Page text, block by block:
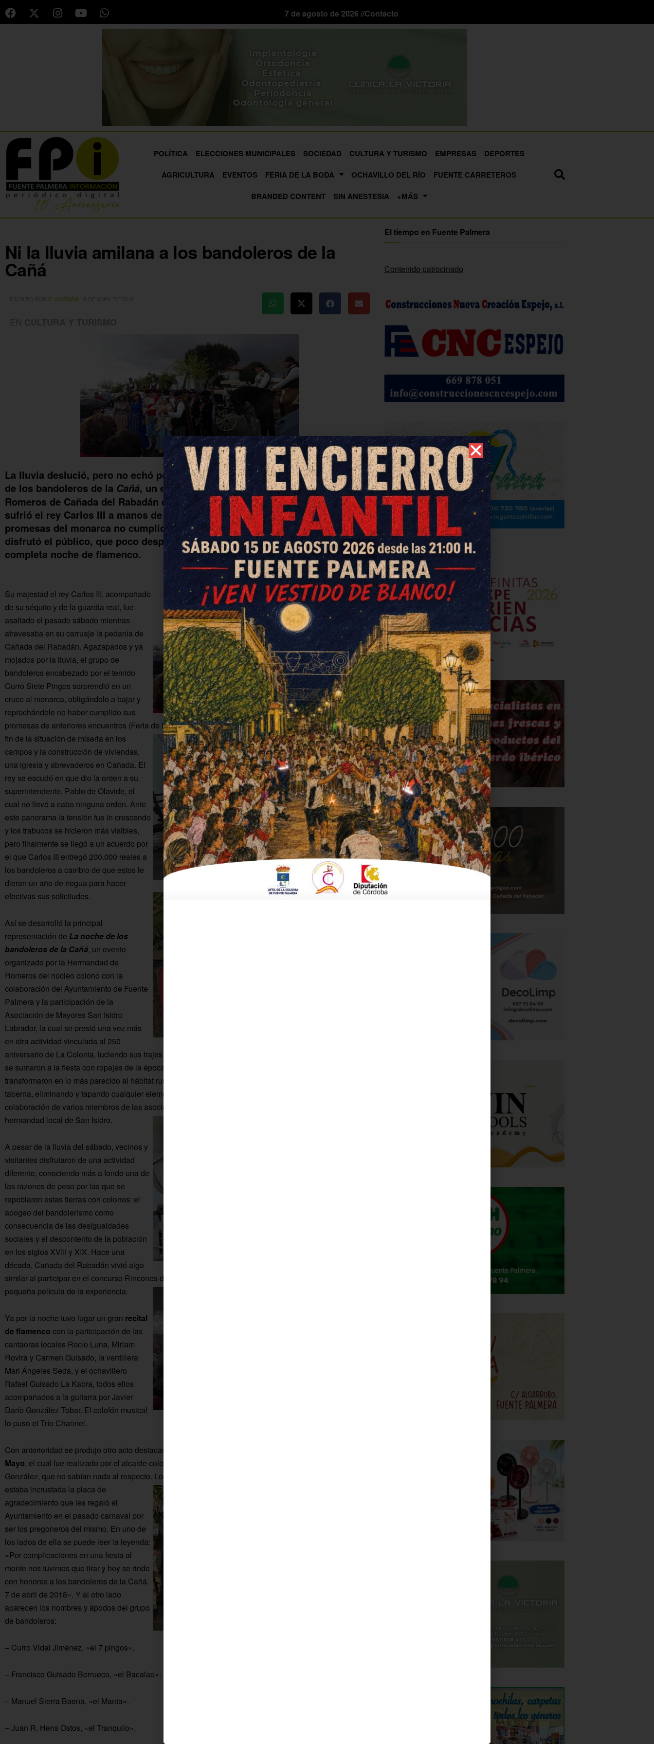
7 de agosto de 2026 //Contacto
POLÍTICA ELECCIONES MUNICIPALES SOCIEDAD CULTURA Y TURISMO EMPRESAS
DEPORTES
AGRICULTURA
EVENTOS FERIA DE LA BODA OCHAVILLO DEL RÍO
FUENTE CARRETEROS
BRANDED CONTENT
SIN ANESTESIA +MÁS
Ni la lluvia amilana a los bandoleros de la
Cañá
E. GUZMÁN
La lluvia deslució, pero no echó por tierra, la jornada de sábado de La noche
de los bandoleros de la Cañá, un evento organizado por la Hermandad de
Romeros de Cañada del Rabadán que tuvo como punto álgido el asalto que
sufrió el rey Carlos III a manos de los bandidos, que le recordaron recientes
promesas del monarca no cumplidas. Sin duda, una gran recreación con la que
disfrutó el público, que poco después llenó la taberna para asistir a una
completa noche de flamenco.
Su majestad el rey Carlos III, acompañado
de su séquito y de la guardia real, fue
asaltado el pasado sábado mientras
atravesaba en su carruaje la pedanía de
Cañada del Rabadán. Agazapados y ya
mojados por la lluvia, el grupo de
bandoleros encabezado por el temido
Curro Siete Pingos sorprendió en un
cruce al monarca, obligándolo a bajar y
reprochándole no haber cumplido sus
promesas de anteriores encuentros (Feria de los Municipios y Carnaval).Los bandidos le demandaban el
fin de la situación de miseria en los
campos y la construcción de viviendas,
una iglesia y abrevaderos en Cañada. El
rey se escudó en que dio la orden a su
superintendente, Pablo de Olavide, el
cual no llevó a cabo ninguna orden. Ante
este panorama la tensión fue in crescendo
y los trabucos se hicieron más visibles,
pero finalmente se llegó a un acuerdo por
el que Carlos III entregó 200.000 reales a
los bandoleros a cambio de que estos le
dieran un año de tregua para hacer
efectivas sus solicitudes.
Así se desarrolló la principal
representación de La noche de los
bandoleros de la Cañá, un evento
organizado por la Hermandad de
Romeros del núcleo colono con la
colaboración del Ayuntamiento de Fuente
Palmera y la participación de la
Asociación de Mayores San Isidro
Labrador, la cual se prestó una vez más
en otra actividad vinculada al 250
aniversario de La Colonia, luciendo sus trajes de colonos. Asimismo, algunas vecinas de Cañada también
se sumaron a la fiesta con ropajes de la época de bastante categoría. La Plaza 1º de Mayo y su entorno se
transformaron en lo más parecido al hábitat rural de la época, con chozos, corrales, animales y la típica
taberna, eliminando y tapando cualquier elemento actual con cañizo. Igualmente, hay que mencionar la
colaboración de varios miembros de las asociaciones de mayores y vecinos del núcleo cañetero y de la
hermandad local de San Isidro.
A pesar de la lluvia del sábado, vecinos y
visitantes disfrutaron de una actividad
diferente, conociendo más a fondo una de
las razones de peso por las que se
repoblaron estas tierras con colonos: el
apogeo del bandolerismo como
consecuencia de las desigualdades
sociales y el descontento de la población
en los siglos XVIII y XIX. Hace una
década, Cañada del Rabadán vivió algo
similar al participar en el concurso Rincones de la Vega, consiguiendo el primer premio y haciendo una
pequeña película de la experiencia.
Ya por la noche tuvo lugar un gran recital
de flamenco con la participación de las
cantaoras locales Rocío Luna, Miriam
Rovira y Carmen Guisado, la ventillera
Mari Ángeles Seda, y el ochavillero
Rafael Guisado La Kabra, todos ellos
acompañados a la guitarra por Javier
Darío González Tobar. El colofón musical
lo puso el Trío Channel.
Con anterioridad se produjo otro acto destacado con el
Mayo, el cual fue realizado por el alcalde colono, Francisco Javier Ruiz, y el concejal de Cultura, Quique
González, que no sabían nada al respecto. Los bandoleros les invitaron a descubrir un azulejo donde
estaba incrustada la placa de
agradecimiento que les regaló el
Ayuntamiento en el pasado carnaval por
ser los pregoneros del mismo. En uno de
los lados de ella se puede leer la leyenda:
«Por complicaciones en una fiesta al
monte nos tuvimos que tirar y hoy se rinde
con honores a los bandoleros de la Cañá.
7 de abril de 2018». Y al otro lado
aparecen los nombres y ápodos del grupo
de bandoleros:
– Curro Vidal Jiménez, «el 7 pingos».
– Francisco Guisado Borrueco, «el Bacalao».
– Manuel Sierra Baena, «el Manta».
– Juan R. Hens Ostos, «el Tranquilo».
El tiempo en Fuente Palmera
Contenido patrocinado